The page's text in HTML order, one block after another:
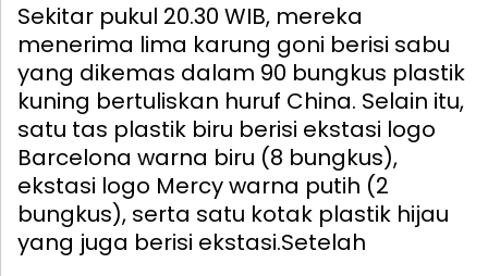
Sekitar pukul 20.30 WIB, mereka
menerima lima karung goni berisi sabu
yang dikemas dalam 90 bungkus plastik
kuning bertuliskan huruf China. Selain itu,
satu tas plastik biru berisi ekstasi logo
Barcelona warna biru (8 bungkus),
ekstasi logo Mercy warna putih (2
bungkus), serta satu kotak plastik hijau
yang juga berisi ekstasi.Setelah